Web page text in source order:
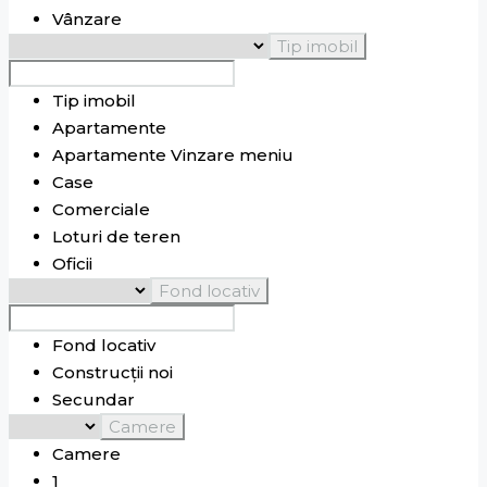
Criuleni
DănceniSuburbie
Dumbrava
Durlești Chișinău
ElizavetaBălți
Floreni
Frumușica
Ghidighici
Goianul Nou
GrătieștiSuburbie
HînceștiHîncești
LăpușnaHîncești
LeușeniHîncești
Malina Mică
Vânzare
Tip imobil
Tip imobil
Apartamente
Apartamente Vinzare meniu
Case
Comerciale
Loturi de teren
Oficii
Fond locativ
Fond locativ
Construcții noi
Secundar
Camere
Camere
1